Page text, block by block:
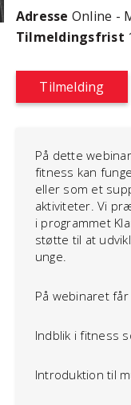
Adresse Online -
Tilmeldingsfrist
Tilmelding
På dette
fitness kan
eller som et
aktiviteter. Vi
i programmet
støtte til at
unge.
På webinaret får
Indblik i fitness
Introduktion til